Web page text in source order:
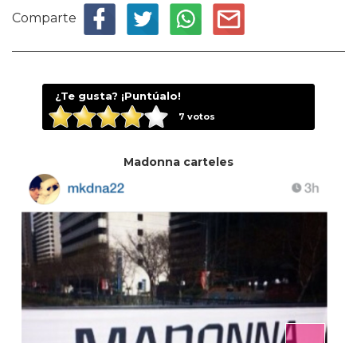
Comparte
¿Te gusta? ¡Puntúalo!
7 votos
Madonna carteles